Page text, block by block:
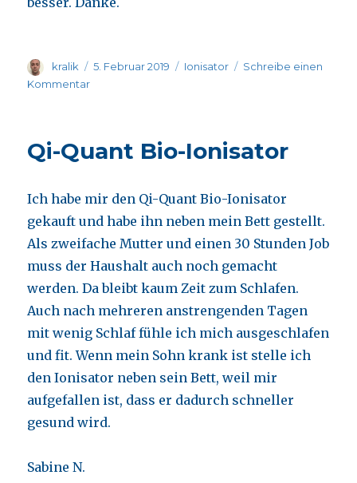
Autor
kralik
Veröffentlicht
5. Februar 2019 Kategorien
Ionisator
Schreibe einen
Kommentarzu
Qi-Quant Bio-Ionisator
Ich habe mir den Qi-Quant Bio-Ionisator
gekauft und habe ihn neben mein Bett gestellt.
Als zweifache Mutter und einen 30 Stunden Job
muss der Haushalt auch noch gemacht
werden. Da bleibt kaum Zeit zum Schlafen.
Auch nach mehreren anstrengenden Tagen
mit wenig Schlaf fühle ich mich ausgeschlafen
und fit. Wenn mein Sohn krank ist stelle ich
den Ionisator neben sein Bett, weil mir
aufgefallen ist, dass er dadurch schneller
gesund wird.
Sabine N.